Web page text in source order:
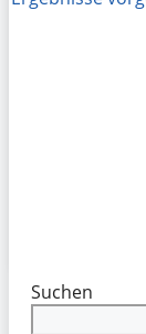
Suchen